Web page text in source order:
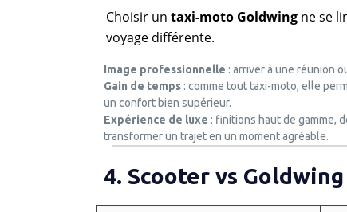
Choisir un taxi-moto Goldwingne se
voyage différente.
Image professionnelle : arriver à une réunion
Gain de temps: comme tout taxi-moto, elle
un confort bien supérieur.
Expérience de luxe : finitions haut de gamme,
transformer un trajet en un moment agréable.
4. Scooter vs